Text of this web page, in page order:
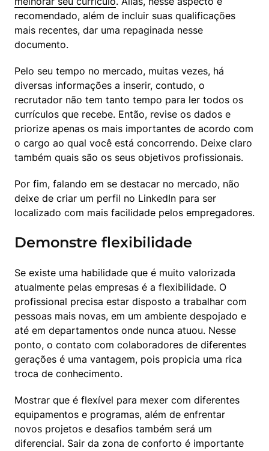
recomendado, além de incluir suas qualificações
mais recentes, dar uma repaginada nesse
documento.
Pelo seu tempo no mercado, muitas vezes, há
diversas informações a inserir, contudo, o
recrutador não tem tanto tempo para ler todos os
currículos que recebe. Então, revise os dados e
priorize apenas os mais importantes de acordo com
o cargo ao qual você está concorrendo. Deixe claro
também quais são os seus objetivos profissionais.
Por fim, falando em se destacar no mercado, não
deixe de criar um perfil no LinkedIn para ser
localizado com mais facilidade pelos empregadores.
Demonstre flexibilidade
Se existe uma habilidade que é muito valorizada
atualmente pelas empresas é a flexibilidade. O
profissional precisa estar disposto a trabalhar com
pessoas mais novas, em um ambiente despojado e
até em departamentos onde nunca atuou. Nesse
ponto, o contato com colaboradores de diferentes
gerações é uma vantagem, pois propicia uma rica
troca de conhecimento.
Mostrar que é flexível para mexer com diferentes
equipamentos e programas, além de enfrentar
novos projetos e desafios também será um
diferencial. Sair da zona de conforto é importante